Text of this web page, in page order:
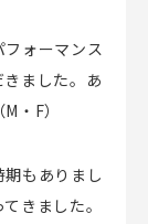
ォーマンス
ました。あ
・F）
もありまし
きました。